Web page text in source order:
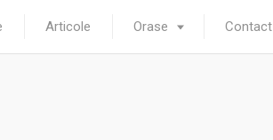
Articole Orase Contact